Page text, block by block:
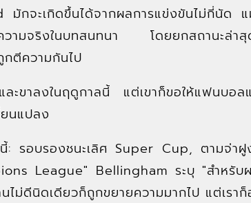
กจะเกิดขึ้นได้จากผลการแข่งขันไม่กี่นัด แม้
จริงในบทสนทนา โดยยกสถานะล่าสุด
กตีความกันไป
ละขาลงในฤดูกาลนี้ แต่เขาก็ขอให้แฟนบอ
นแปลง
นนี้: รอบรองชนะเลิศ Super Cup, ตาม
League" Bellingham ระบุ "สำหรับผ
ไม่ดีนิดเดียวก็ถูกขยายความมากไป แต่เรา